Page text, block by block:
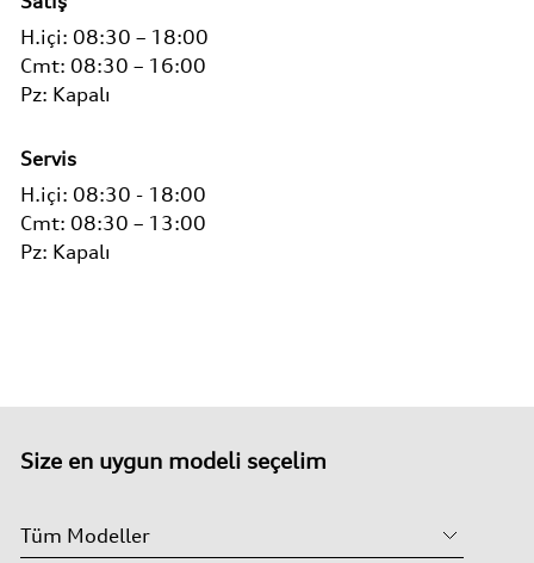
H.içi: 08:30 – 18:00
Cmt: 08:30 – 16:00
Pz: Kapalı
Servis
H.içi: 08:30 - 18:00
Cmt: 08:30 – 13:00
Pz: Kapalı
Size en uygun modeli seçelim